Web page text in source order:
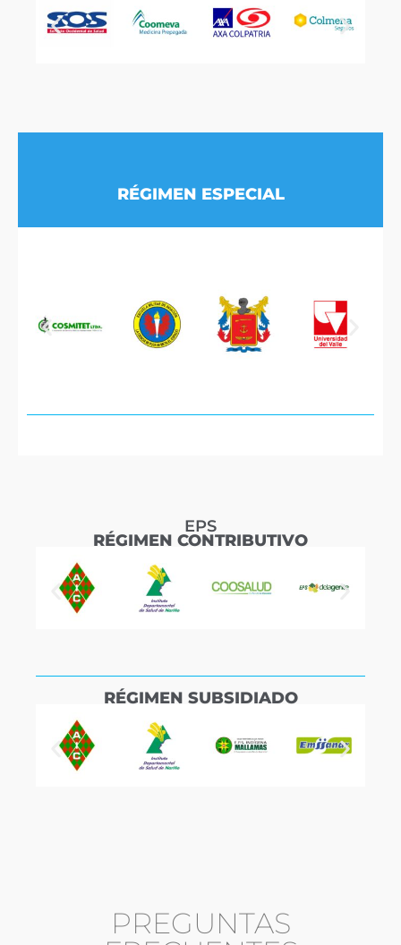
RÉGIMEN ESPECIAL
EPS
RÉGIMEN CONTRIBUTIVO
RÉGIMEN SUBSIDIADO
PREGUNTAS